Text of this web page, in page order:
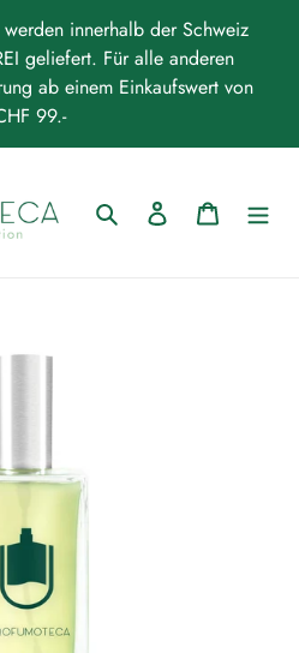
werden innerhalb der Schweiz
geliefert. Für alle anderen
ab einem Einkaufswert von
99.-
Suchen Einloggen